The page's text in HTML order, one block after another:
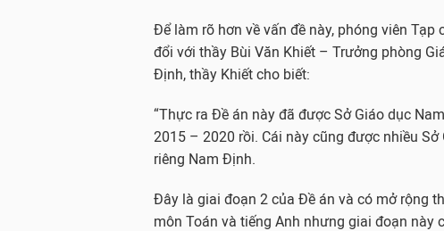
Để làm rõ hơn về vấn đề này, phóng viên
đổi với thầy Bùi Văn Khiết – Trưởng phòng
Định, thầy Khiết cho biết:
“Thực ra Đề án này đã được Sở Giáo dục
2015 – 2020 rồi. Cái này cũng được nhiều
riêng Nam Định.
Đây là giai đoạn 2 của Đề án và có mở rộng
môn Toán và tiếng Anh nhưng giai đoạn này